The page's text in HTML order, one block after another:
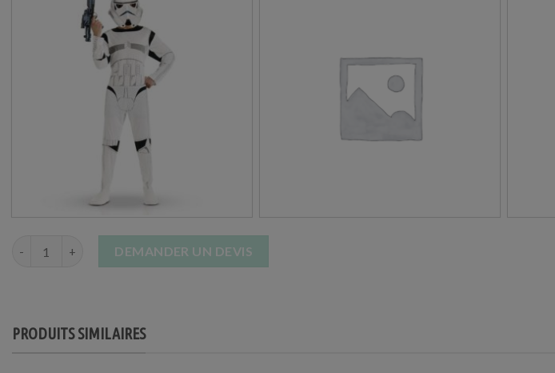
DEMANDER UN DEVIS
PRODUITS SIMILAIRES